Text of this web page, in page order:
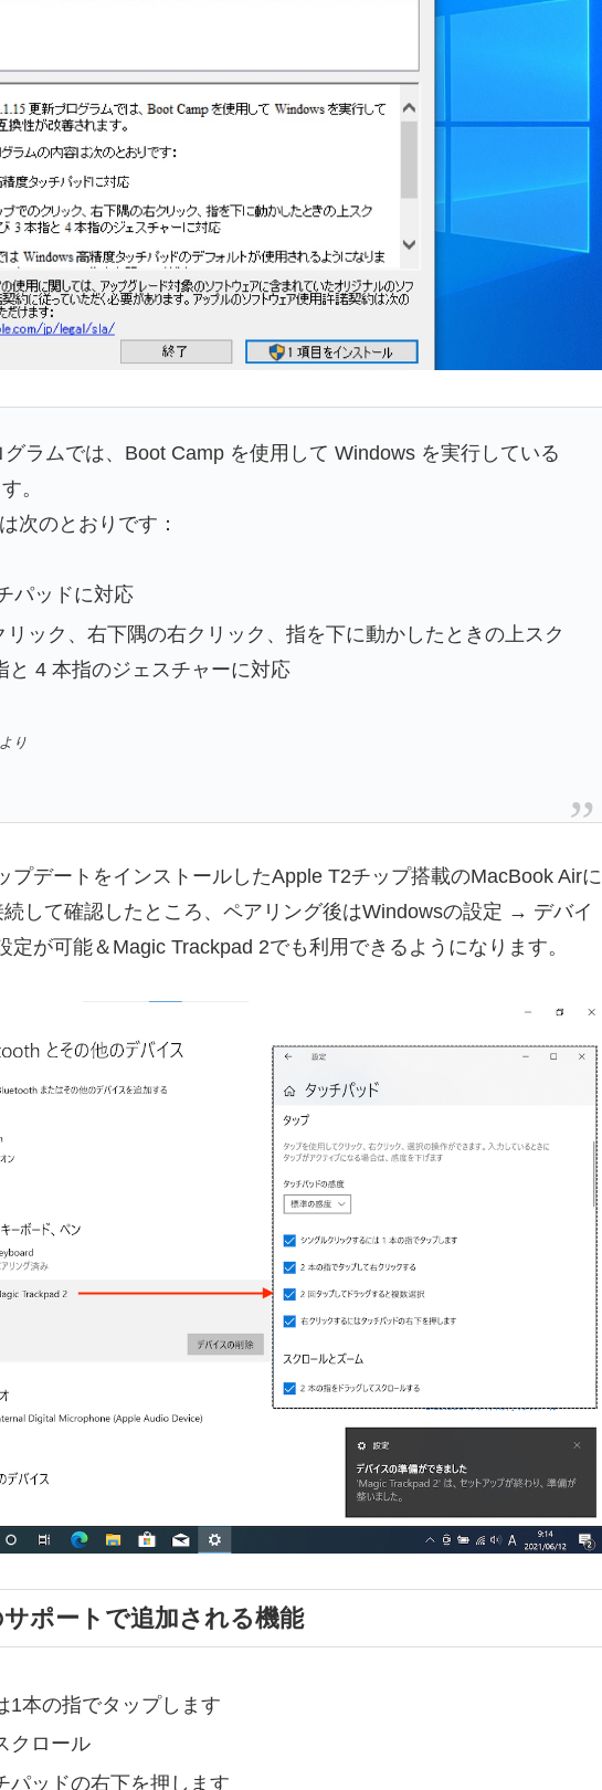
ラムでは、Boot Camp を使用して Windows を実行している
。
次のとおりです：
パッドに対応
リック、右下隅の右クリック、指を下に動かしたときの上スク
と 4 本指のジェスチャーに対応
り
デートをインストールしたApple T2チップ搭載のMacBook Airに
して確認したところ、ペアリング後はWindowsの設定 → デバイ
が可能＆Magic Trackpad 2でも利用できるようになります。
ポートで追加される機能
1本の指でタップします
クロール
パッドの右下を押します